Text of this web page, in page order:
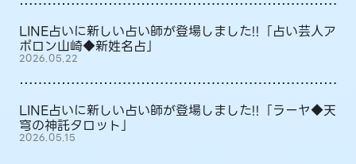
LINE占いに新しい占い師が登場しました!!「占い芸人ア
ポロン山崎◆新姓名占」
2026.05.22
LINE占いに新しい占い師が登場しました!!「ラーヤ◆天
穹の神託タロット」
2026.05.15